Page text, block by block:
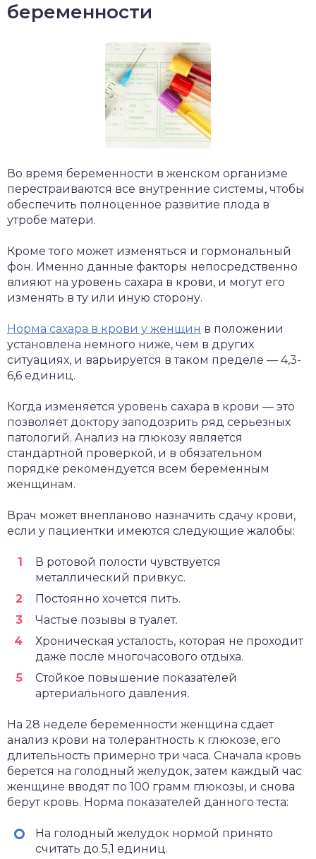
беременности
Во время беременности в женском организме
перестраиваются все внутренние системы, чтобы
обеспечить полноценное развитие плода в
утробе матери.
Кроме того может изменяться и гормональный
фон. Именно данные факторы непосредственно
влияют на уровень сахара в крови, и могут его
изменять в ту или иную сторону.
Норма сахара в крови у женщин в положении
установлена немного ниже, чем в других
ситуациях, и варьируется в таком пределе — 4,3-
6,6 единиц.
Когда изменяется уровень сахара в крови — это
позволяет доктору заподозрить ряд серьезных
патологий. Анализ на глюкозу является
стандартной проверкой, и в обязательном
порядке рекомендуется всем беременным
женщинам.
Врач может внепланово назначить сдачу крови,
если у пациентки имеются следующие жалобы:
В ротовой полости чувствуется
металлический привкус.
Постоянно хочется пить.
Частые позывы в туалет.
Хроническая усталость, которая не проходит
даже после многочасового отдыха.
Стойкое повышение показателей
артериального давления.
На 28 неделе беременности женщина сдает
анализ крови на толерантность к глюкозе, его
длительность примерно три часа. Сначала кровь
берется на голодный желудок, затем каждый час
женщине вводят по 100 грамм глюкозы, и снова
берут кровь. Норма показателей данного теста:
На голодный желудок нормой принято
считать до 5,1 единиц.